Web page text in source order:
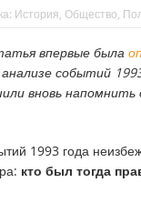
История Общество
впервые была
событий
вновь напомнить
1993 года
кто был тогда